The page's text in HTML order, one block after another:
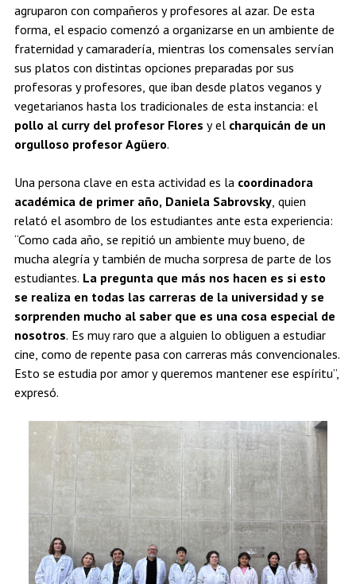
agruparon con compañeros y profesores al azar. De esta
forma, el espacio comenzó a organizarse en un ambiente de
fraternidad y camaradería, mientras los comensales servían
sus platos con distintas opciones preparadas por sus
profesoras y profesores, que iban desde platos veganos y
vegetarianos hasta los tradicionales de esta instancia: el
pollo al curry del profesor Flores y el charquicán de un
orgulloso profesor Agüero.
Una persona clave en esta actividad es la coordinadora
académica de primer año, Daniela Sabrovsky, quien
relató el asombro de los estudiantes ante esta experiencia:
“Como cada año, se repitió un ambiente muy bueno, de
mucha alegría y también de mucha sorpresa de parte de los
estudiantes. La pregunta que más nos hacen es si esto
se realiza en todas las carreras de la universidad y se
sorprenden mucho al saber que es una cosa especial de
nosotros. Es muy raro que a alguien lo obliguen a estudiar
cine, como de repente pasa con carreras más convencionales.
Esto se estudia por amor y queremos mantener ese espíritu”,
expresó.